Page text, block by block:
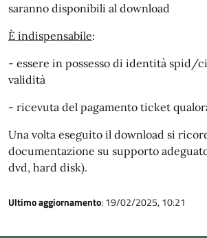
saranno disponibili al download
È indispensabile:
- essere in possesso di identità spid/
validità
- ricevuta del pagamento ticket
Una volta eseguito il download si
documentazione su supporto
dvd, hard disk).
Ultimo aggiornamento: 19/02/2025, 10:21